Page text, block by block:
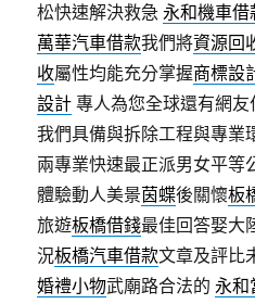
松快速解決救急永和機車借
萬華汽車借款我們將資源回
收屬性均能充分掌握商標設
設計 專人為您全球還有網友
我們具備與拆除工程與專業
兩專業快速最正派男女平等
體驗動人美景茵蝶後關懷板
旅遊板橋借錢最佳回答娶大
況板橋汽車借款文章及評比
婚禮小物武廟路合法的永和